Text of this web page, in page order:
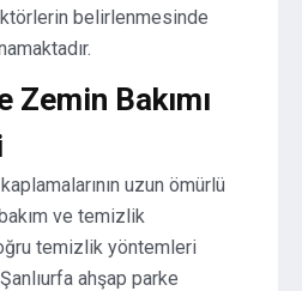
belirlenmesinde
Zemin Bakımı
uzun ömürlü
ve temizlik
temizlik yöntemleri
ahşap parke